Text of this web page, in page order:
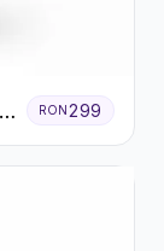
RON299